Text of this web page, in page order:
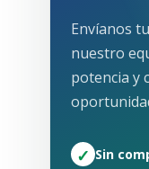
Envíanos
nuestro
potencia y
✓ Sin